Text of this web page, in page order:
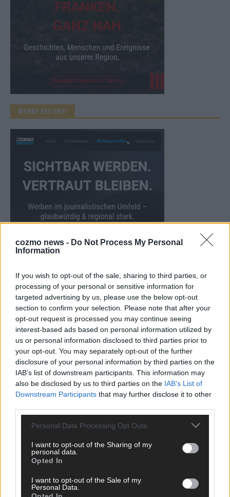
cozmo news - Do Not Process My Personal
Information
If you wish to opt-out of the sale, sharing to third parties, or
processing of your personal or sensitive information for
targeted advertising by us, please use the below opt-out
section to confirm your selection. Please note that after your
opt-out request is processed you may continue seeing
interest-based ads based on personal information utilized by
us or personal information disclosed to third parties prior to
your opt-out. You may separately opt-out of the further
disclosure of your personal information by third parties on the
IAB’s list of downstream participants. This information may
also be disclosed by us to third parties on the IAB’s List of
Downstream Participants that may further disclose it to other
Personal Data Processing Opt Outs
I want to opt-out of the Sharing of my
personal data.
Opted In
I want to opt-out of the Sale of my
Personal Data.
WERBE BEI UNS!
CHECK UNS AUF FACEBOOK